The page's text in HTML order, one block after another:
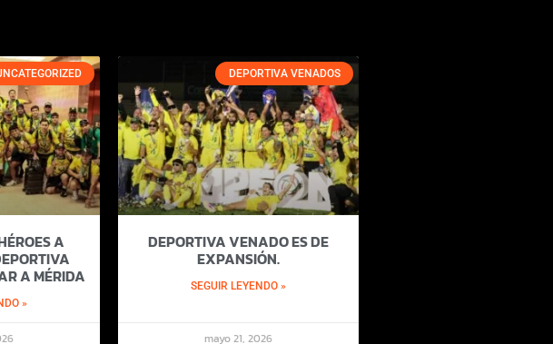
A
A MÉRIDA
»
DEPORTIVA VENADOS
DEPORTIVA VENADO ES DE
EXPANSIÓN.
SEGUIR LEYENDO »
mayo 21, 2026